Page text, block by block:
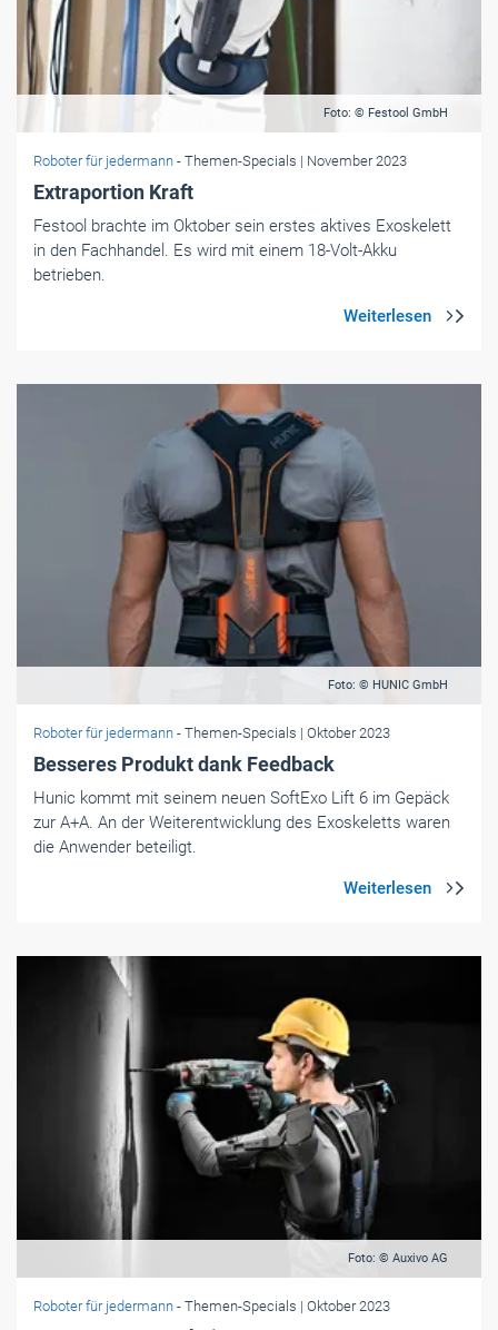
Foto: © Festool GmbH
Roboter für jedermann - Themen-Specials | November 2023
Extraportion Kraft
Festool brachte im Oktober sein erstes aktives Exoskelett
in den Fachhandel. Es wird mit einem 18-Volt-Akku
betrieben.
Foto: © HUNIC GmbH
Roboter für jedermann - Themen-Specials | Oktober 2023
Besseres Produkt dank Feedback
Hunic kommt mit seinem neuen SoftExo Lift 6 im Gepäck
zur A+A. An der Weiterentwicklung des Exoskeletts waren
die Anwender beteiligt.
Foto: © Auxivo AG
Roboter für jedermann - Themen-Specials | Oktober 2023